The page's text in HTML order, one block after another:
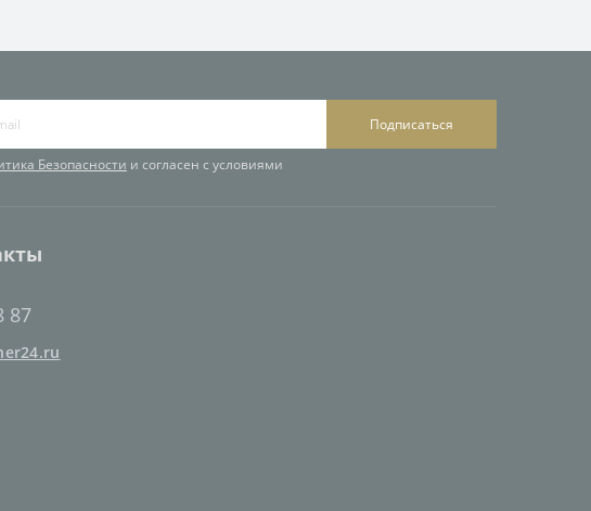
Подписаться
Безопасности и согласен с условиями
87